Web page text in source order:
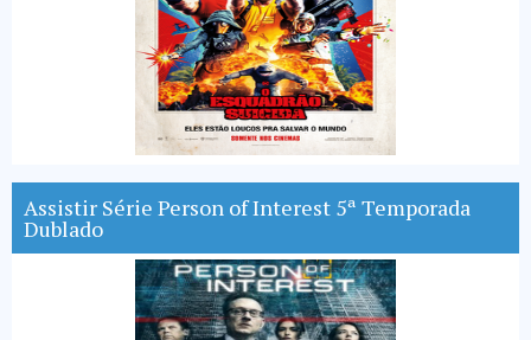
Assistir Série Person of Interest 5ª Temporada
Dublado